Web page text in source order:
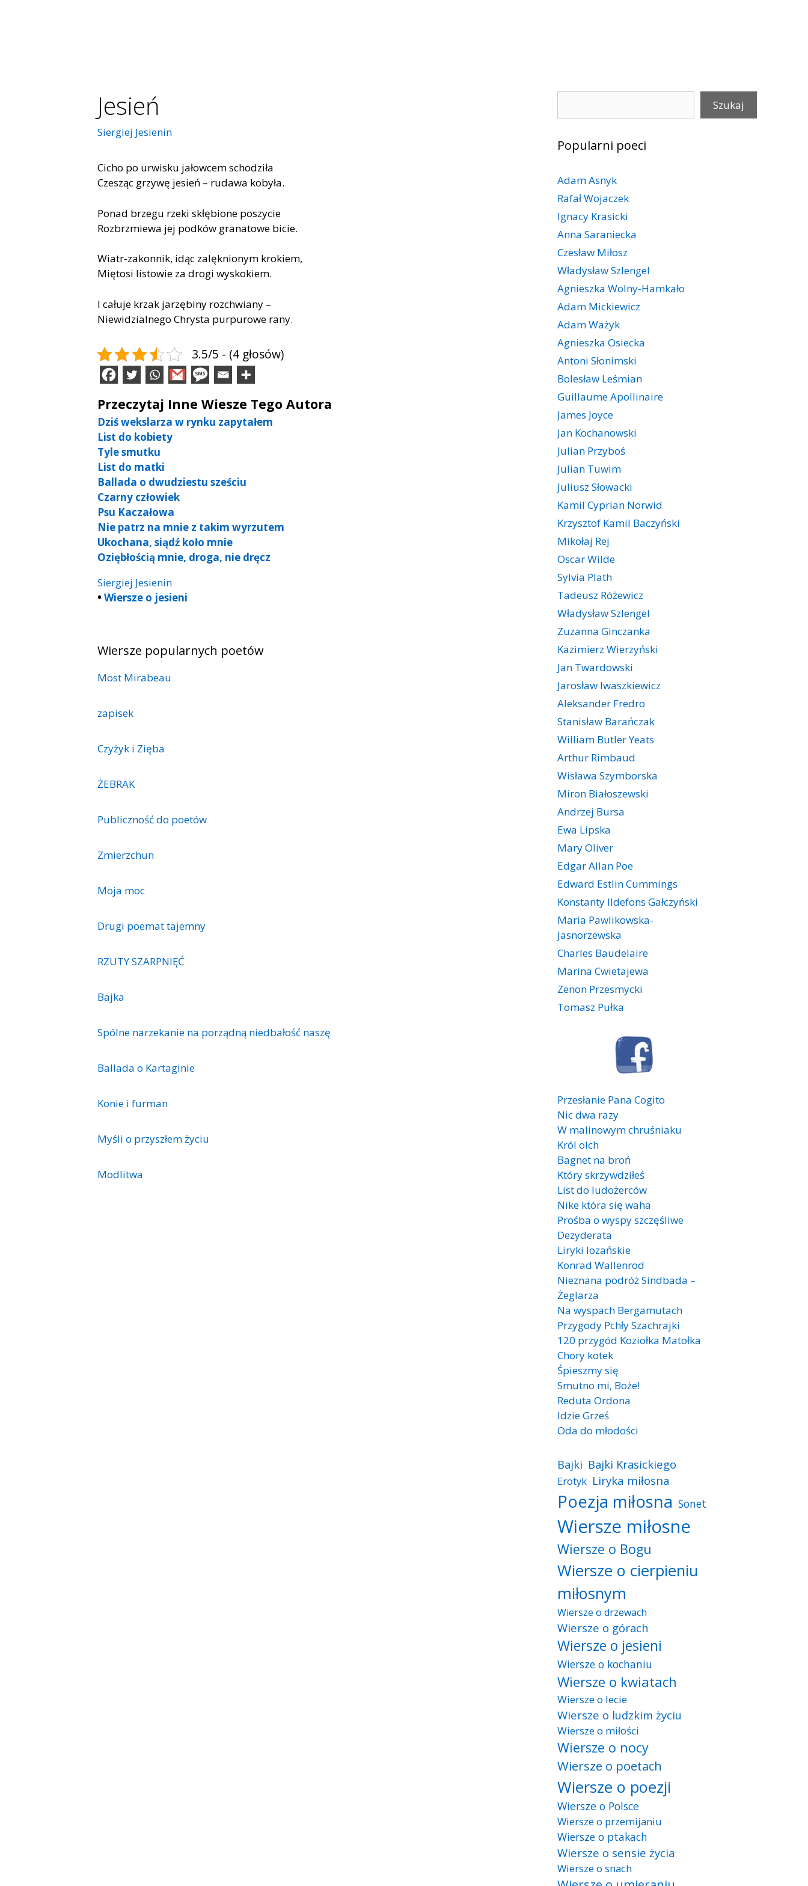
Jesień
Siergiej Jesienin
Cicho po urwisku jałowcem schodziła
Czesząc grzywę jesień – rudawa kobyła.
Ponad brzegu rzeki skłębione poszycie
Rozbrzmiewa jej podków granatowe bicie.
Wiatr-zakonnik, idąc zalęknionym krokiem,
Miętosi listowie za drogi wyskokiem.
I całuje krzak jarzębiny rozchwiany –
Niewidzialnego Chrysta purpurowe rany.
3.5/5 - (4 głosów)
Przeczytaj Inne Wiesze Tego Autora
Dziś wekslarza w rynku zapytałem
List do kobiety
Tyle smutku
List do matki
Ballada o dwudziestu sześciu
Czarny człowiek
Psu Kaczałowa
Nie patrz na mnie z takim wyrzutem
Ukochana, siądź koło mnie
Oziębłością mnie, droga, nie dręcz
Siergiej Jesienin
• Wiersze o jesieni
Wiersze popularnych poetów
Most Mirabeau
zapisek
Czyżyk i Zięba
ŻEBRAK
Publiczność do poetów
Zmierzchun
Moja moc
Drugi poemat tajemny
RZUTY SZARPNIĘĆ
Bajka
Spólne narzekanie na porządną niedbałość naszę
Ballada o Kartaginie
Konie i furman
Myśli o przyszłem życiu
Modlitwa
Szukaj
Popularni poeci
Adam Asnyk
Rafał Wojaczek
Ignacy Krasicki
Anna Saraniecka
Czesław Miłosz
Władysław Szlengel
Agnieszka Wolny-Hamkało
Adam Mickiewicz
Adam Ważyk
Agnieszka Osiecka
Antoni Słonimski
Bolesław Leśmian
Guillaume Apollinaire
James Joyce
Jan Kochanowski
Julian Przyboś
Julian Tuwim
Juliusz Słowacki
Kamil Cyprian Norwid
Krzysztof Kamil Baczyński
Mikołaj Rej
Oscar Wilde
Sylvia Plath
Tadeusz Różewicz
Władysław Szlengel
Zuzanna Ginczanka
Kazimierz Wierzyński
Jan Twardowski
Jarosław Iwaszkiewicz
Aleksander Fredro
Stanisław Barańczak
William Butler Yeats
Arthur Rimbaud
Wisława Szymborska
Miron Białoszewski
Andrzej Bursa
Ewa Lipska
Mary Oliver
Edgar Allan Poe
Edward Estlin Cummings
Konstanty Ildefons Gałczyński
Maria Pawlikowska-
Jasnorzewska
Charles Baudelaire
Marina Cwietajewa
Zenon Przesmycki
Tomasz Pułka
Przesłanie Pana Cogito
Nic dwa razy
W malinowym chruśniaku
Król olch
Bagnet na broń
Który skrzywdziłeś
List do ludożerców
Nike która się waha
Prośba o wyspy szczęśliwe
Dezyderata
Liryki lozańskie
Konrad Wallenrod
Nieznana podróż Sindbada –
Żeglarza
Na wyspach Bergamutach
Przygody Pchły Szachrajki
120 przygód Koziołka Matołka
Chory kotek
Śpieszmy się
Smutno mi, Boże!
Reduta Ordona
Idzie Grześ
Oda do młodości
Bajki Bajki Krasickiego
Erotyk Liryka miłosna
Poezja miłosna Sonet
Wiersze miłosne
Wiersze o Bogu
Wiersze o cierpieniu
miłosnym
Wiersze o drzewach
Wiersze o górach
Wiersze o jesieni
Wiersze o kochaniu
Wiersze o kwiatach
Wiersze o lecie
Wiersze o ludzkim życiu
Wiersze o miłości
Wiersze o nocy
Wiersze o poetach
Wiersze o poezji
Wiersze o Polsce
Wiersze o przemijaniu
Wiersze o ptakach
Wiersze o sensie życia
Wiersze o snach